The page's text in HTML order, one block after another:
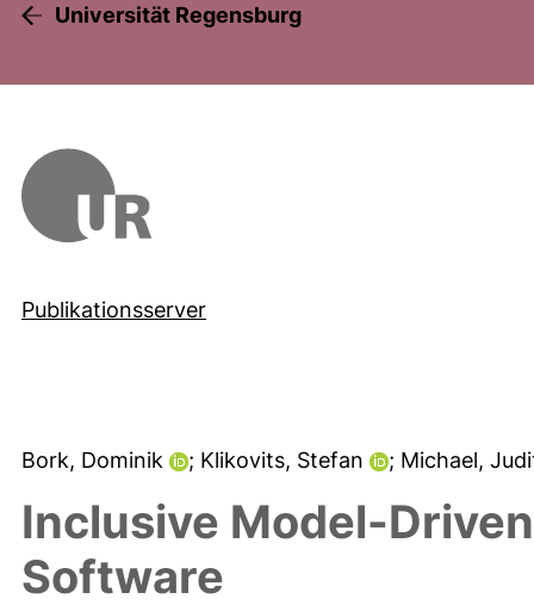
Universität Regensburg
Publikationsserver
Bork, Dominik ; Klikovits, Stefan ; Michael,
Inclusive Model-
Software